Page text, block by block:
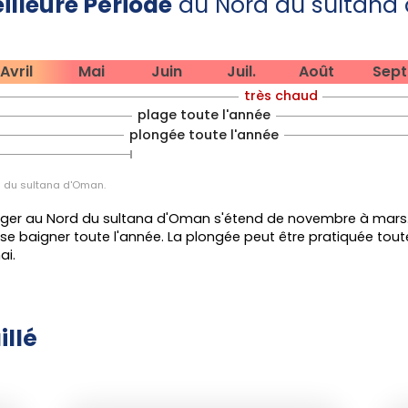
lentement ; les randonnées
devient intense, avec des
33-35 °C et une mer dépassant
poussiéreuse et le séjour moins
la lumière redevient limpide,
période idéale pour toutes les
et le début du printemps
Les montagnes comme leJebel
alors des panoramas
et observer la faune
Avril Mai Juin Juil. Août
très chaud
plage toute l'année
plongée toute l'année
sultana d'Oman.
au Nord du sultana d'Oman s'étend de novembre à
baigner toute l'année. La plongée peut être pratiquée